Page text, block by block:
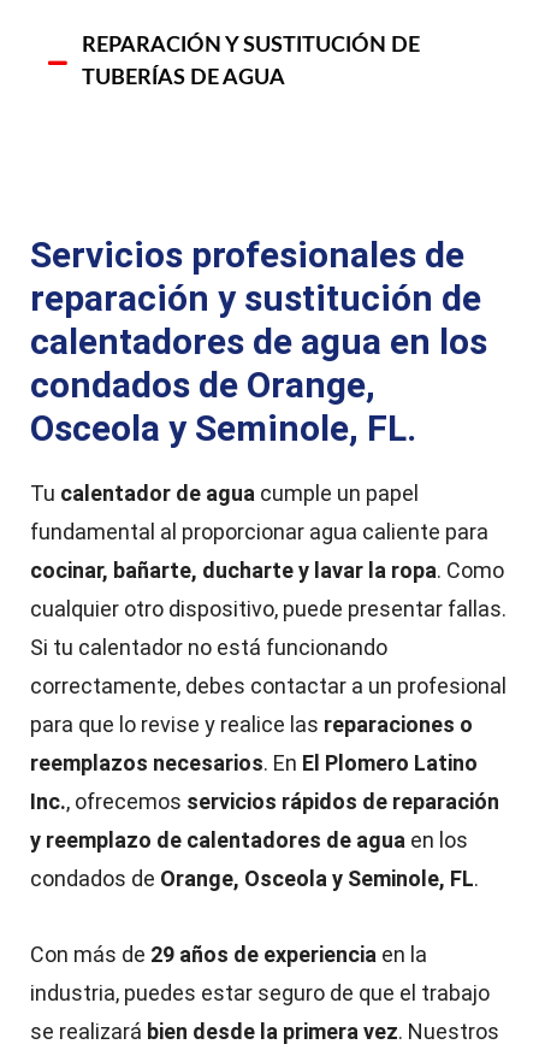
REPARACIÓN Y SUSTITUCIÓN DE
TUBERÍAS DE AGUA
Servicios profesionales de
reparación y sustitución de
calentadores de agua en los
condados de Orange,
Osceola y Seminole, FL.
Tu calentador de agua cumple un papel
fundamental al proporcionar agua caliente para
cocinar, bañarte, ducharte y lavar la ropa. Como
cualquier otro dispositivo, puede presentar fallas.
Si tu calentador no está funcionando
correctamente, debes contactar a un profesional
para que lo revise y realice las reparaciones o
reemplazos necesarios. En El Plomero Latino
Inc., ofrecemos servicios rápidos de reparación
y reemplazo de calentadores de agua en los
condados de Orange, Osceola y Seminole, FL.
Con más de 29 años de experiencia en la
industria, puedes estar seguro de que el trabajo
se realizará bien desde la primera vez. Nuestros